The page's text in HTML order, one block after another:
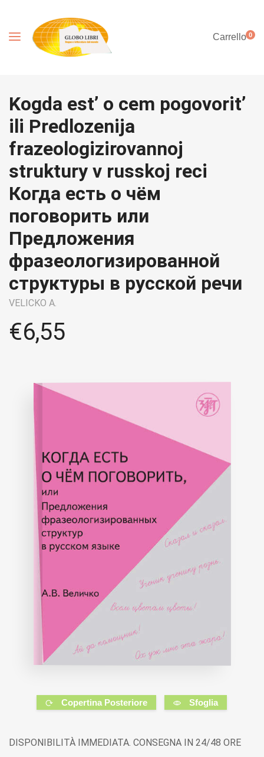
Carrello0
Kogda est’ o cem pogovorit’
ili Predlozenija
frazeologizirovannoj
struktury v russkoj reci
Когда есть о чём
поговорить или
Предложения
фразеологизированной
структуры в русской речи
VELICKO A.
€6,55
Copertina Posteriore Sfoglia
DISPONIBILITÀ IMMEDIATA. CONSEGNA IN 24/48 ORE